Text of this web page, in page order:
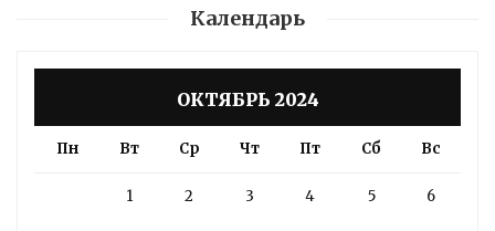
Календарь
ОКТЯБРЬ 2024
Пн Вт Ср Чт Пт Сб Вс
1 2 3 4 5 6